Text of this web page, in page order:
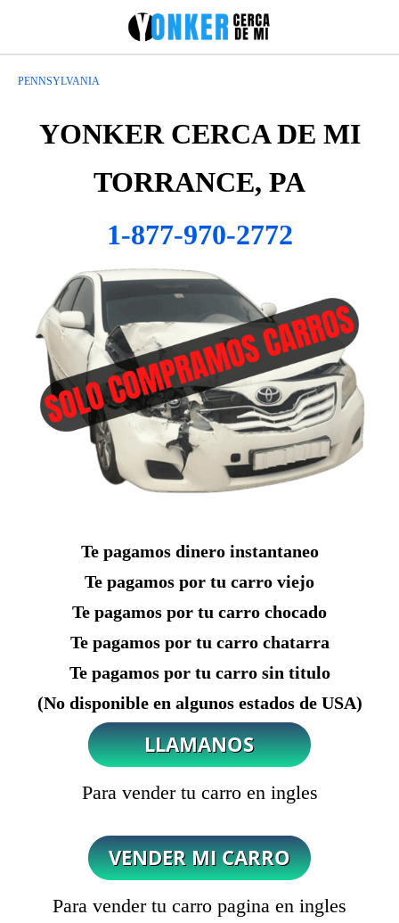
PENNSYLVANIA
YONKER CERCA DE MI
TORRANCE, PA
1-877-970-2772
Te pagamos dinero instantaneo
Te pagamos por tu carro viejo
Te pagamos por tu carro chocado
Te pagamos por tu carro chatarra
Te pagamos por tu carro sin titulo
(No disponible en algunos estados de USA)
Para vender tu carro en ingles
Para vender tu carro pagina en ingles